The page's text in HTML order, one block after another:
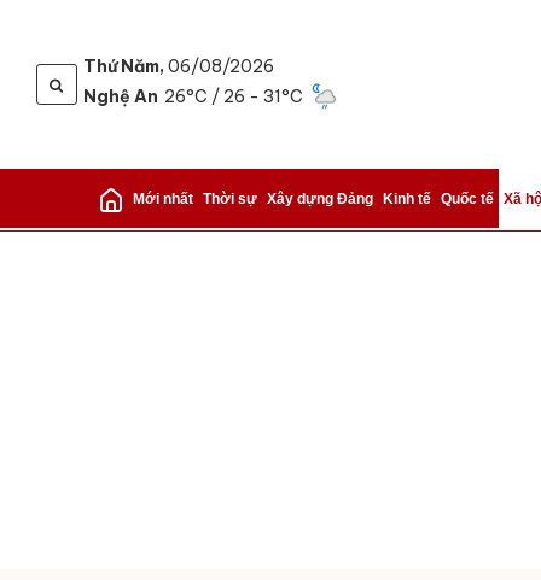
Thứ Năm, 06/08/2026
Nghệ An 26°C / 26 - 31°C
Mới nhất Thời sự Xây dựng Đảng Kinh tế Quốc tế Xã